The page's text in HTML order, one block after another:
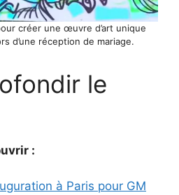
créer une œuvre d’art unique
d’une réception de mariage.
le
:
à Paris pour GM